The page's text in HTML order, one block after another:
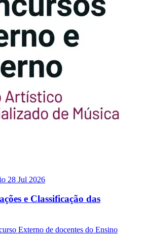
28 Jul 2026
e Classificação das
Externo de docentes do Ensino